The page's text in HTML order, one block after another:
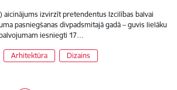
aicinājums izvirzīt pretendentus Izcilības balvai
pasniegšanas divpadsmitajā gadā – guvis lielāku
iesniegti 17…
Arhitektūra Dizains